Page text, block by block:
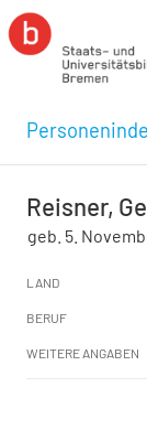
Reisner,
geb. 5.
LAND
BERUF
WEITERE ANGABEN